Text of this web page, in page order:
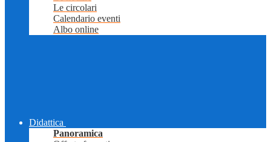
Le circolari
Calendario eventi
Albo online
Didattica
Panoramica